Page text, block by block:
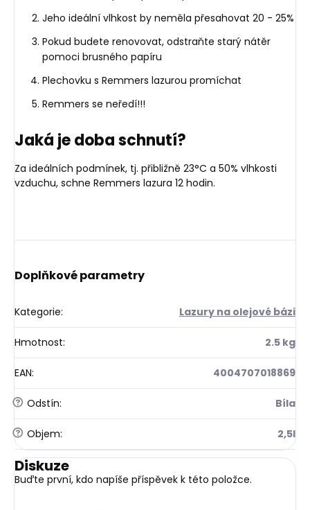
Jeho ideální vlhkost by neměla přesahovat 20 - 25%
Pokud budete renovovat, odstraňte starý nátěr
pomoci brusného papíru
Plechovku s Remmers lazurou promíchat
Remmers se neředí!!!
Jaká je doba schnutí?
Za ideálních podmínek, tj. přibližně 23°C a 50% vlhkosti
vzduchu, schne Remmers lazura 12 hodin.
Doplňkové parametry
Kategorie: Lazury na olejové bázi
Hmotnost: 2.5 kg
EAN: 4004707018869
? Odstín: Bíla
? Objem: 2,5l
Diskuze
Buďte první, kdo napíše příspěvek k této položce.